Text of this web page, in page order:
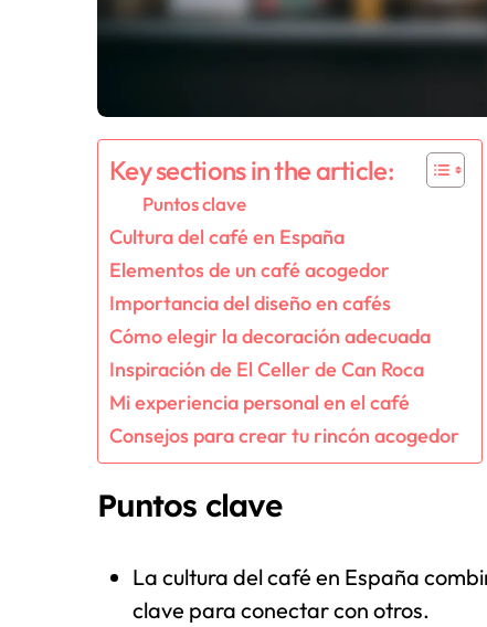
Key sections in the article:
Puntos clave
Cultura del café en España
Elementos de un café acogedor
Importancia del diseño en cafés
Cómo elegir la decoración adecuada
Inspiración de El Celler de Can Roca
Mi experiencia personal en el café
Consejos para crear tu rincón acogedor
Puntos clave
La cultura del café en España
clave para conectar con otros.